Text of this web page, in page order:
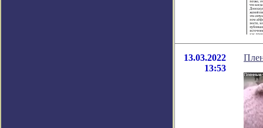
13.03.2022
13:53